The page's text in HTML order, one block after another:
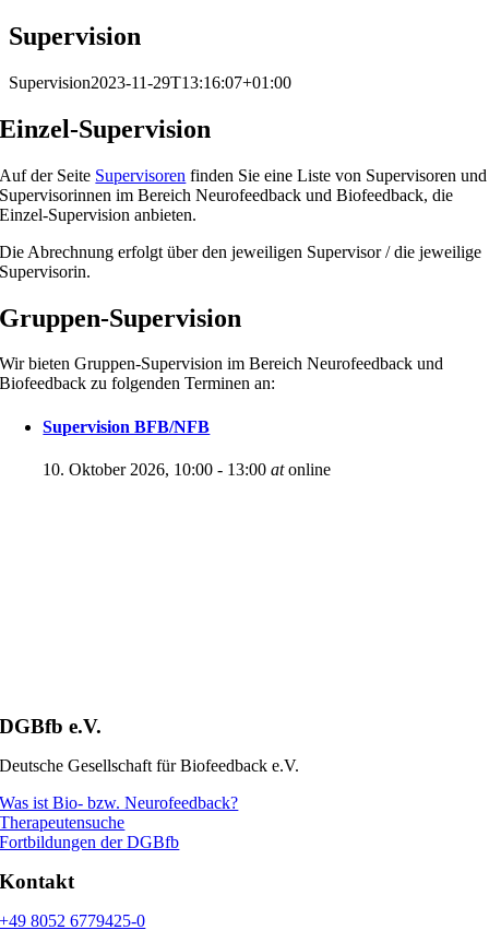
Supervision
Supervision2023-11-29T13:16:07+01:00
Einzel-Supervision
Auf der Seite Supervisoren finden Sie eine Liste von Supervisoren und
Supervisorinnen im Bereich Neurofeedback und Biofeedback, die
Einzel-Supervision anbieten.
Die Abrechnung erfolgt über den jeweiligen Supervisor / die jeweilige
Supervisorin.
Gruppen-Supervision
Wir bieten Gruppen-Supervision im Bereich Neurofeedback und
Biofeedback zu folgenden Terminen an:
Supervision BFB/NFB
10. Oktober 2026, 10:00 - 13:00 atonline
DGBfb e.V.
Deutsche Gesellschaft für Biofeedback e.V.
Was ist Bio- bzw. Neurofeedback?
Therapeutensuche
Fortbildungen der DGBfb
Kontakt
+49 8052 6779425-0